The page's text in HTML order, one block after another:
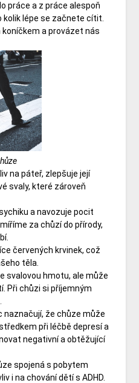
práce a z práce alespoň
lépe se začnete cítit.
a provázet nás
na páteř, zlepšuje její
svaly, které zároveň
a navozuje pocit
za chůzí do přírody,
červených krvinek, což
těla.
hmotu, ale může
Při chůzi si příjemným
že chůze může
při léčbě depresí a
negativní a obtěžující
spojená s pobytem
i na chování dětí s ADHD.